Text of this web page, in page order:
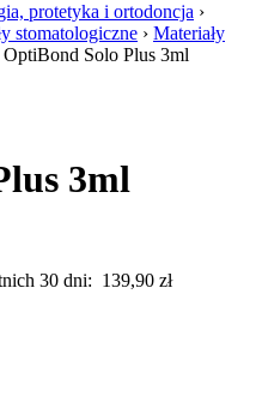
protetyka i ortodoncja ›
stomatologiczne › Materiały
OptiBond Solo Plus 3ml
3ml
30 dni: 139,90 zł